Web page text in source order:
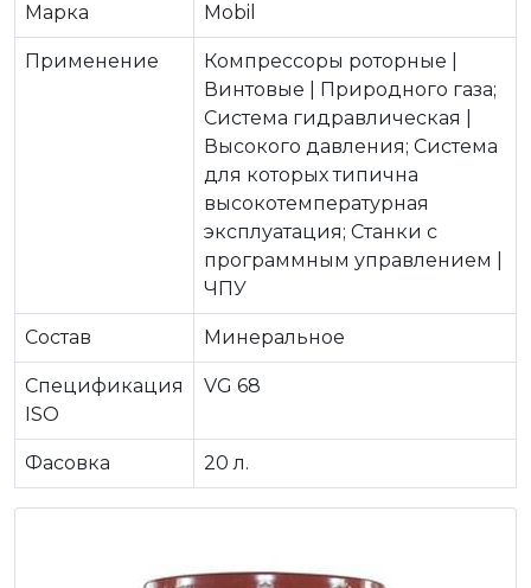
Марка Mobil
Применение
Компрессоры роторные |
Винтовые | Природного газа;
Система гидравлическая |
Высокого давления; Система
для которых типична
высокотемпературная
эксплуатация; Станки с
программным управлением |
ЧПУ
Состав Минеральное
Спецификация
ISO
VG 68
Фасовка 20 л.